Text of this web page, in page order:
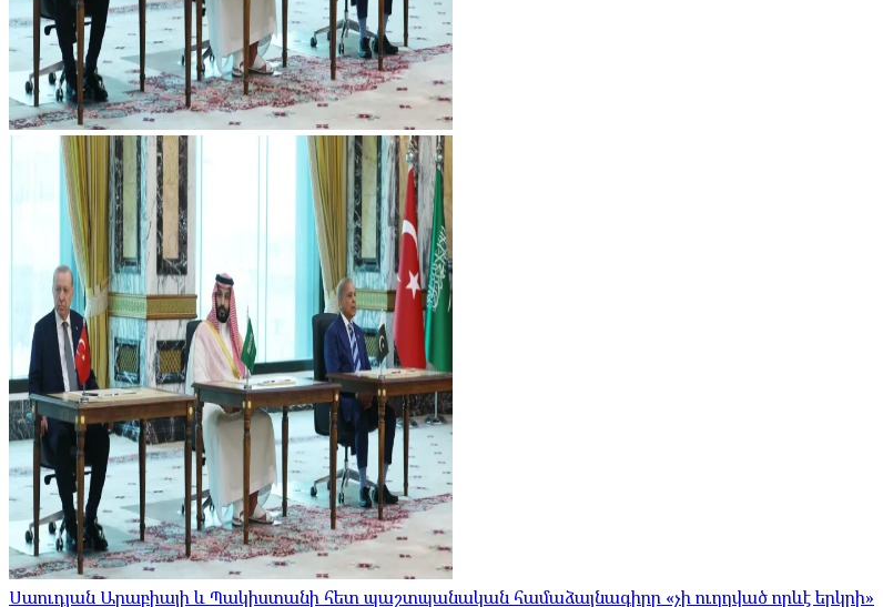
Սաուդյան Արաբիայի և Պակիստանի հետ պաշտպանական համաձայնագիրը «չի ուղղված որևէ երկրի»